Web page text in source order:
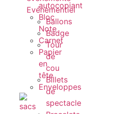
autocopiant
Bloc
Note
Carnet
Papier
en
tête
Enveloppes
Evénementiel
Ballons
Badge
Tour
de
cou
Billets
de
spectacle